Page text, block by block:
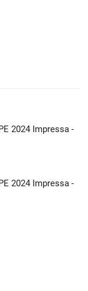
2024 Impressa -
2024 Impressa -